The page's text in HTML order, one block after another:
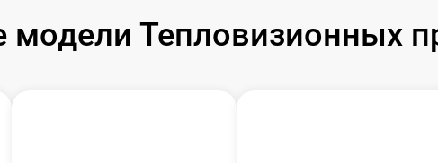
модели Тепловизионных